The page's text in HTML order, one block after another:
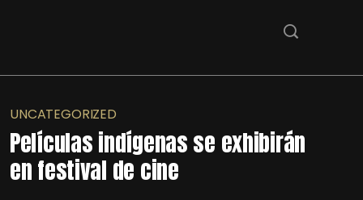
UNCATEGORIZED
Películas indígenas se exhibirán
en festival de cine